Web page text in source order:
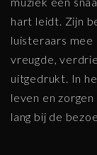
hart leidt. Zijn
luisteraars
vreugde,
uitgedrukt. In
leven en
lang bij de